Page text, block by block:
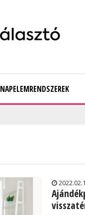
NAPELEMRENDSZEREK